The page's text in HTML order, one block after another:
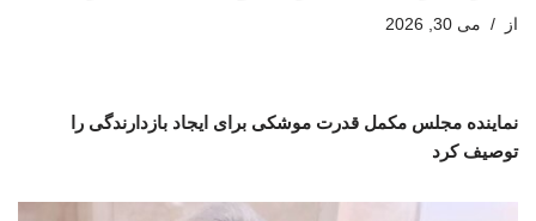
از می 30, 2026
نماینده مجلس مکمل قدرت موشکی برای ایجاد بازدارندگی را
توصیف کرد